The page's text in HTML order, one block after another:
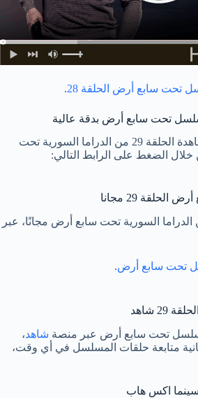
تحت سابع أرض الحلقة 28 .
لا تفوق الفرصة، وقم بمشاهدة الحلقة 29 من الدراما السورية تحت
الضغط على الرابط التالي:
29 مجانا
29 من الدراما السورية تحت سابع أرض مجانًا، عبر
.
شاهد
شاهد،
متابعة حلقات المسلسل في أي وقت،
اكس هاب